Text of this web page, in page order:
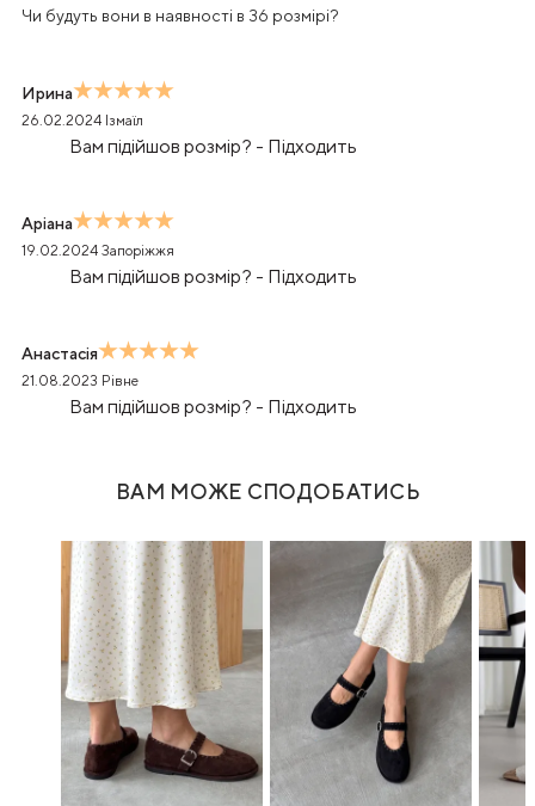
Чи будуть вони в наявності в 36 розмірі?
Ирина
26.02.2024 Ізмаїл
Вам підійшов розмір? - Підходить
Аріана
19.02.2024 Запоріжжя
Вам підійшов розмір? - Підходить
Анастасія
21.08.2023 Рівне
Вам підійшов розмір? - Підходить
ВАМ МОЖЕ СПОДОБАТИСЬ